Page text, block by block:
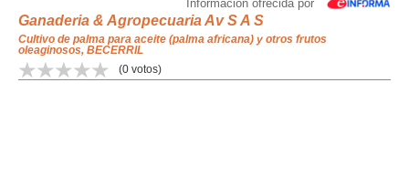
Información ofrecida por
Ganaderia & Agropecuaria Av S A S
Cultivo de palma para aceite (palma africana) y otros frutos
oleaginosos, BECERRIL
(0 votos)